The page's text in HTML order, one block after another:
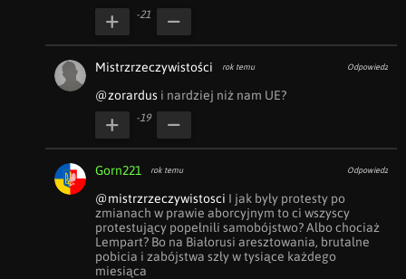
-21
Mistrzrzeczywistości rok temu Odpowiedz
@zorardus i nardziej niż nam UE?
-19
Gorn221 rok temu Odpowiedz
@mistrzrzeczywistosci I jak były protesty po
zmianach w prawie aborcyjnym to ci wszyscy
protestujący popełnili samobójstwo? Albo chociaż
Lempart? Bo na Białorusi aresztowania, brutalne
pobicia i zabójstwa szły w tysiące każdego
miesiąca